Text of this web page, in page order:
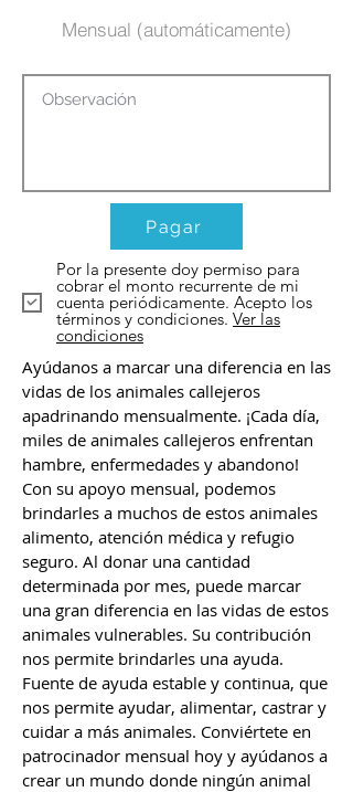
Mensual (automáticamente)
Pagar
Por la presente doy permiso para
cobrar el monto recurrente de mi
cuenta periódicamente. Acepto los
términos y condiciones. Ver las
condiciones
Ayúdanos a marcar una diferencia en las
vidas de los animales callejeros
apadrinando mensualmente. ¡Cada día,
miles de animales callejeros enfrentan
hambre, enfermedades y abandono!
Con su apoyo mensual, podemos
brindarles a muchos de estos animales
alimento, atención médica y refugio
seguro. Al donar una cantidad
determinada por mes, puede marcar
una gran diferencia en las vidas de estos
animales vulnerables. Su contribución
nos permite brindarles una ayuda.
Fuente de ayuda estable y continua, que
nos permite ayudar, alimentar, castrar y
cuidar a más animales. Conviértete en
patrocinador mensual hoy y ayúdanos a
crear un mundo donde ningún animal